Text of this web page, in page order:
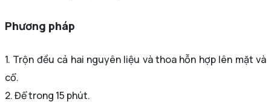
Phương pháp
1. Trộn đều cả hai nguyên liệu và thoa hỗn hợp lên mặt và
cổ.
2. Để trong 15 phút.